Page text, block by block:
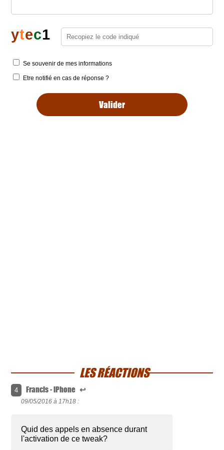
ytec1
Se souvenir de mes informations
Etre notifié en cas de réponse ?
LES RÉACTIONS
4 Francis - iPhone ↩
09/05/2016 à 17h18 :
Quid des appels en absence durant
l'activation de ce tweak?